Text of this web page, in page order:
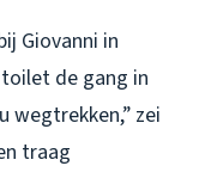
Giovanni in
de gang in
wegtrekken,” zei
traag